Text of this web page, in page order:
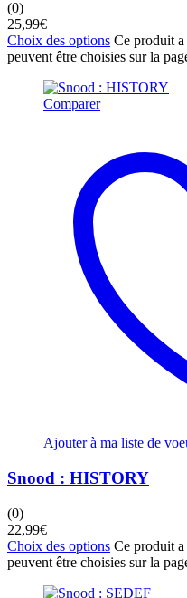
(0)
25,99€
Choix des options Ce produit
peuvent être choisies sur la
Comparer
Ajouter à ma liste de
Snood : HISTORY
(0)
22,99€
Choix des options Ce produit
peuvent être choisies sur la